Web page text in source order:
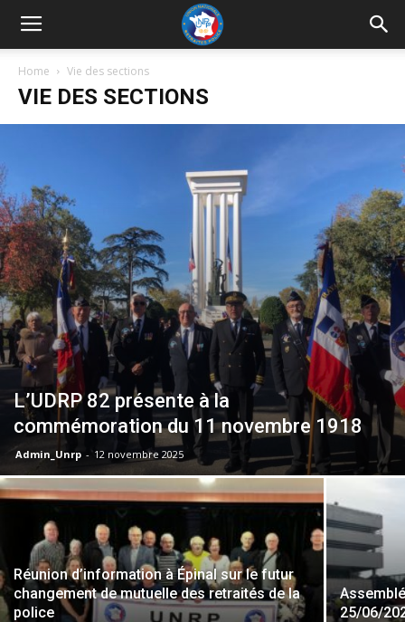
UNRP
Home Vie des sections
VIE DES SECTIONS
L’UDRP 82 présente à la
commémoration du 11 novembre 1918
Admin_Unrp - 12 novembre 2025
Réunion d’information à Épinal sur le futur
changement de mutuelle des retraités de la
police
25/06/